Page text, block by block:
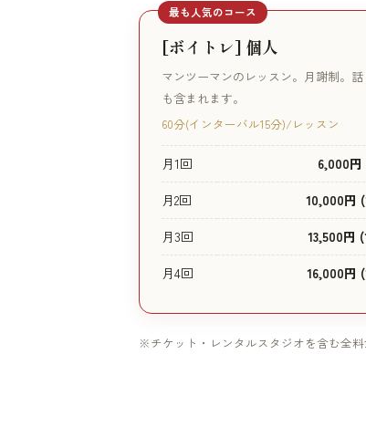
最も人気のコース
[ボイトレ] 個人
マンツーマンのレッスン。月謝制。
も含まれます。
60分(インターバル15分)/レッスン
月1回
6,000
月2回
10,000円
月3回
13,500円
月4回
16,000円
※チケット・レンタルスタジオを含む全